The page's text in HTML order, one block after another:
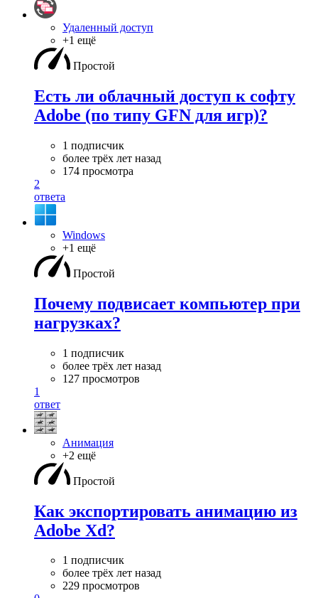
Удаленный доступ
+1 ещё
Простой
Есть ли облачный доступ к софту
Adobe (по типу GFN для игр)?
1 подписчик
более трёх лет назад
174 просмотра
2
ответа
Windows
+1 ещё
Простой
Почему подвисает компьютер при
нагрузках?
1 подписчик
более трёх лет назад
127 просмотров
1
ответ
Анимация
+2 ещё
Простой
Как экспортировать анимацию из
Adobe Xd?
1 подписчик
более трёх лет назад
229 просмотров